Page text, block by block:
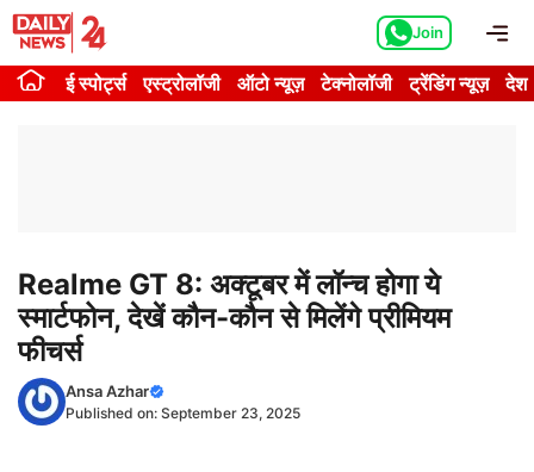
Skip
content
Join
ई स्पोर्ट्स एस्ट्रोलॉजी ऑटो न्यूज़ टेक्नोलॉजी ट्रेंडिंग न्यूज़ देश
Realme GT 8: अक्टूबर में लॉन्च होगा ये
स्मार्टफोन, देखें कौन-कौन से मिलेंगे प्रीमियम
फीचर्स
Ansa Azhar
Published on: September 23, 2025